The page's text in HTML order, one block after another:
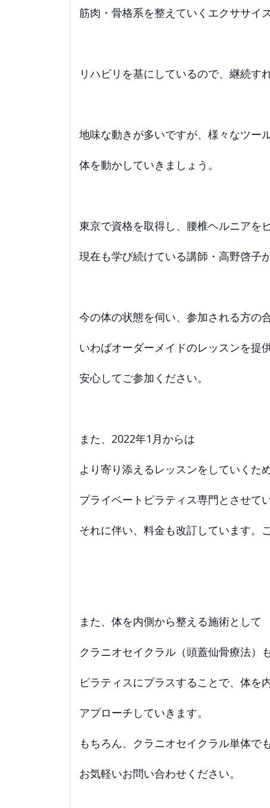
筋肉・骨格系を整えていくエクササイズ
リハビリを基にしているので、継続す
地味な動きが多いですが、様々なツー
体を動かしていきましょう。
東京で資格を取得し、腰椎ヘルニアを
現在も学び続けている講師・高野啓子
今の体の状態を伺い、参加される方の合
いわばオーダーメイドのレッスンを提供
安心してご参加ください。
また、2022年1月からは
より寄り添えるレッスンをしていくた
プライベートピラティス専門とさせて
それに伴い、料金も改訂しています。
また、体を内側から整える施術として
クラニオセイクラル（頭蓋仙骨療法）
ピラティスにプラスすることで、体を
アプローチしていきます。
もちろん、クラニオセイクラル単体で
お気軽いお問い合わせください。